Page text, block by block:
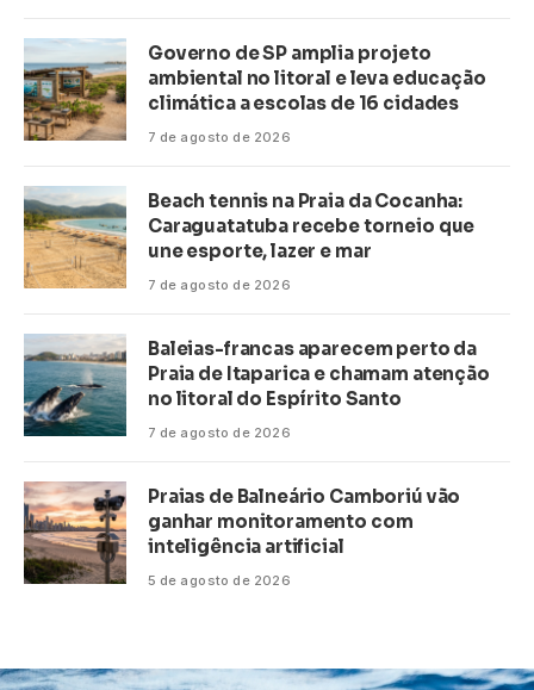
Governo de SP amplia projeto
ambiental no litoral e leva educação
climática a escolas de 16 cidades
7 de agosto de 2026
Beach tennis na Praia da Cocanha:
Caraguatatuba recebe torneio que
une esporte, lazer e mar
7 de agosto de 2026
Baleias-francas aparecem perto da
Praia de Itaparica e chamam atenção
no litoral do Espírito Santo
7 de agosto de 2026
Praias de Balneário Camboriú vão
ganhar monitoramento com
inteligência artificial
5 de agosto de 2026